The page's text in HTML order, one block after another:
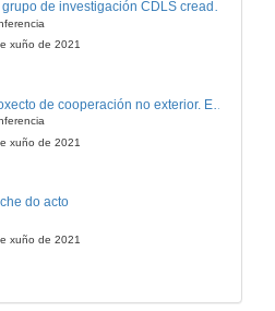
ao grupo de investigación CDLS creado ao abeiro da convocatoria de investigación e grupos de investigación para o desenvolvemento
xuño de 2021
xuño de 2021
do acto
xuño de 2021